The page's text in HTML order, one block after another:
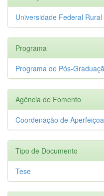
Universidade Federal Rural
Programa
Programa de Pós-
Agência de Fomento
Coordenação de
Tipo de Documento
Tese